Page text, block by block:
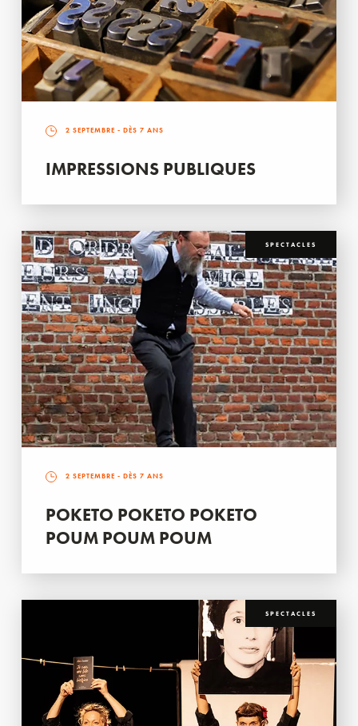
2 SEPTEMBRE - DÈS 7 ANS
IMPRESSIONS PUBLIQUES
SPECTACLES
2 SEPTEMBRE - DÈS 7 ANS
POKETO POKETO POKETO
POUM POUM POUM
SPECTACLES